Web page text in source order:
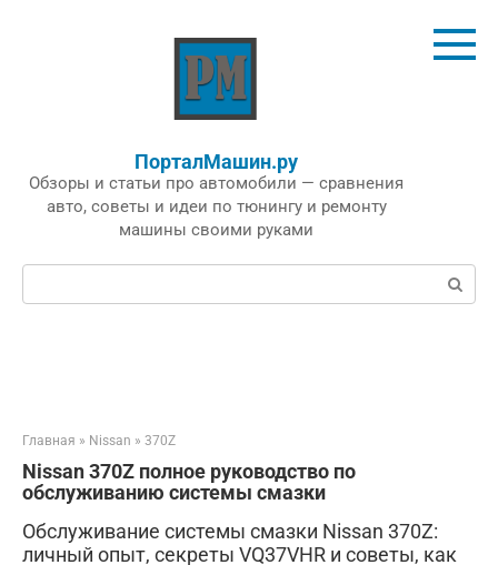
ПорталМашин.ру
Обзоры и статьи про автомобили — сравнения
авто, советы и идеи по тюнингу и ремонту
машины своими руками
Поиск:
Главная » Nissan » 370Z
Nissan 370Z полное руководство по
обслуживанию системы смазки
Обслуживание системы смазки Nissan 370Z:
личный опыт, секреты VQ37VHR и советы, как